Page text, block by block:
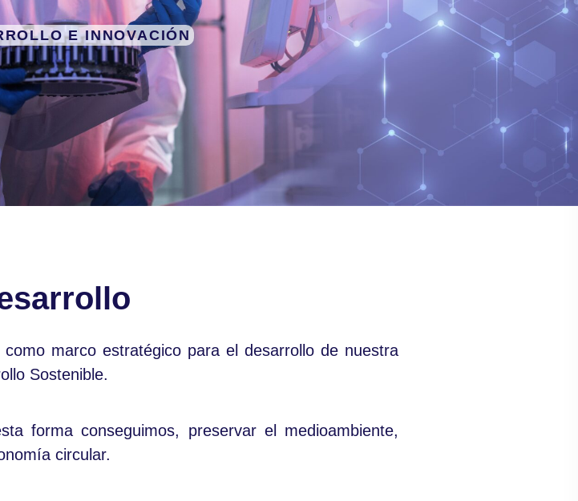
E INNOVACIÓN
marco estratégico para el desarrollo de nuestra
Sostenible.
forma conseguimos, preservar el medioambiente,
circular.